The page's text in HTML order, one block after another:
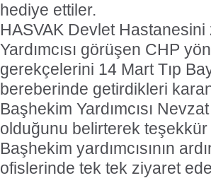
hediye ettiler.
HASVAK Devlet
Yardımcısı görüşen CHP
gerekçelerini 14 Mart Tıp
bereberinde getirdikleri
Başhekim Yardımcısı
olduğunu belirterek teşekkür
Başhekim yardımcısının
ofislerinde tek tek ziyaret